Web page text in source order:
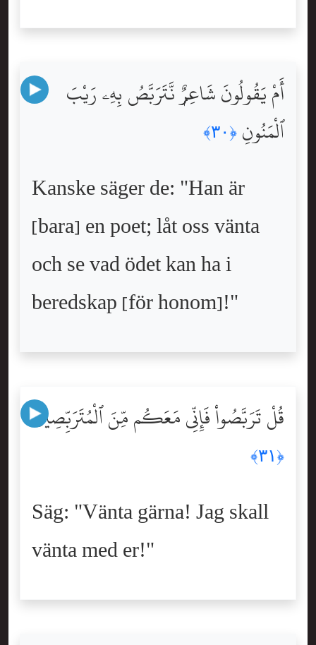
أَمْ يَقُولُونَ شَاعِرٌۭ نَّتَرَبَّصُ بِهِۦ رَيْبَ
ٱلْمَنُونِ ﴿٣٠﴾
Kanske säger de: "Han är
[bara] en poet; låt oss vänta
och se vad ödet kan ha i
beredskap [för honom]!"
قُلْ تَرَبَّصُواْ فَإِنِّى مَعَكُم مِّنَ ٱلْمُتَرَبِّصِينَ
﴿٣١﴾
Säg: "Vänta gärna! Jag skall
vänta med er!"